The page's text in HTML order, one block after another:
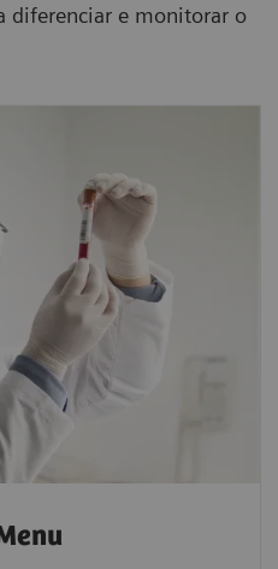
diferenciar e monitorar o